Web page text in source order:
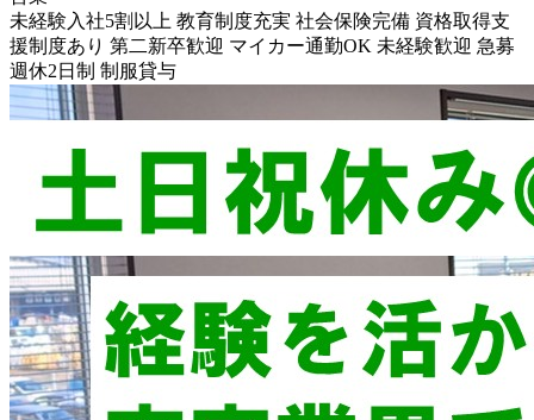
未経験入社5割以上 教育制度充実 社会保険完備 資格取得支
援制度あり 第二新卒歓迎 マイカー通勤OK 未経験歓迎 急募
週休2日制 制服貸与